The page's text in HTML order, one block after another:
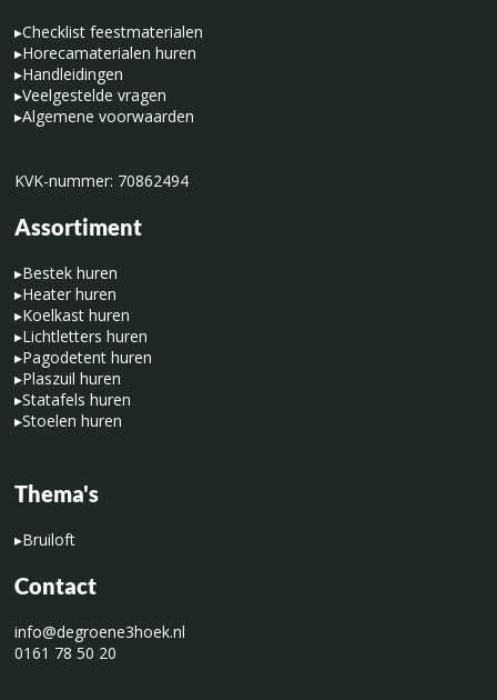
▸Checklist feestmaterialen
▸Horecamaterialen huren
▸Handleidingen
▸Veelgestelde vragen
▸Algemene voorwaarden
KVK-nummer: 70862494
Assortiment
▸Bestek huren
▸Heater huren
▸Koelkast huren
▸Lichtletters huren
▸Pagodetent huren
▸Plaszuil huren
▸Statafels huren
▸Stoelen huren
Thema's
▸Bruiloft
Contact
info@degroene3hoek.nl
0161 78 50 20